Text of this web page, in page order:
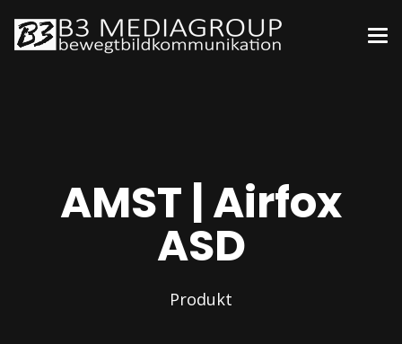
AMST | Airfox
ASD
Produkt